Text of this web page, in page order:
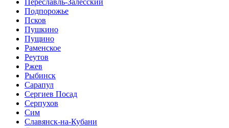
Подпорожье
Псков
Пушкино
Пущино
Раменское
Реутов
Ржев
Рыбинск
Сарапул
Сергиев Посад
Серпухов
Сим
Славянск-на-Кубани